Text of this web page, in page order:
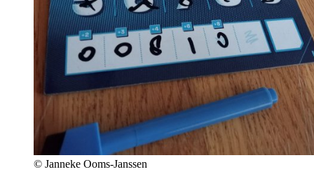
© Janneke Ooms-Janssen